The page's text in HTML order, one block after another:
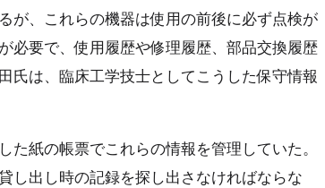
が、これらの機器は使用の前後に必ず点検が
必要で、使用履歴や修理履歴、部品交換履歴
氏は、臨床工学技士としてこうした保守情報
紙の帳票でこれらの情報を管理していた。
し出し時の記録を探し出さなければならな